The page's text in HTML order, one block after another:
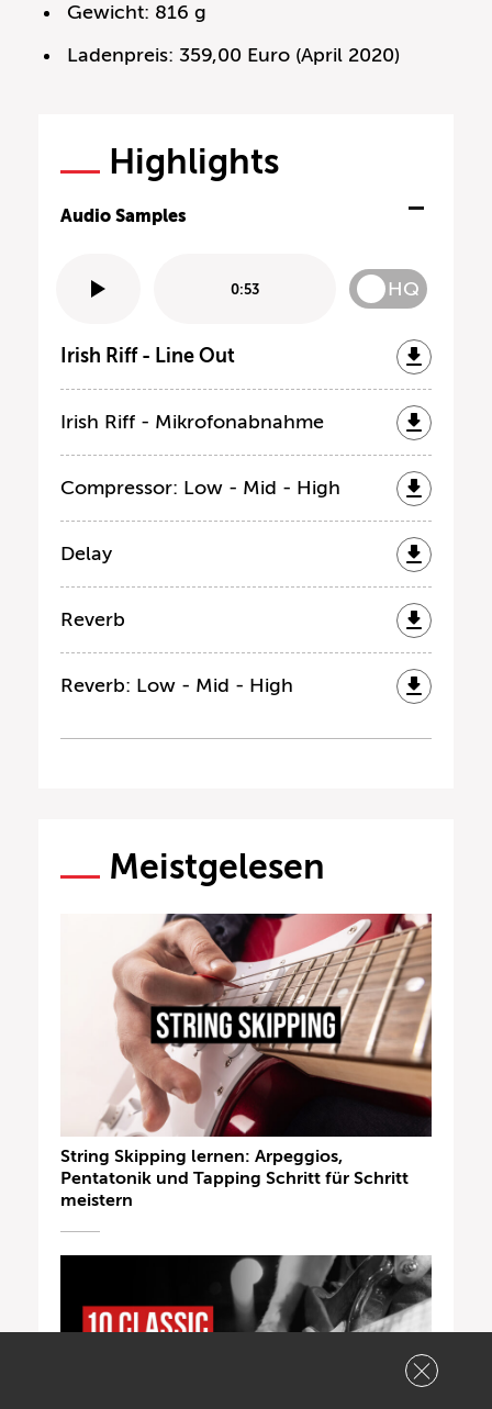
Gewicht: 816 g
Ladenpreis: 359,00 Euro (April 2020)
Highlights
Audio Samples
0:53 HQ
Irish Riff - Line Out
Irish Riff - Mikrofonabnahme
Compressor: Low - Mid - High
Delay
Reverb
Reverb: Low - Mid - High
Meistgelesen
String Skipping lernen: Arpeggios,
Pentatonik und Tapping Schritt für Schritt
meistern